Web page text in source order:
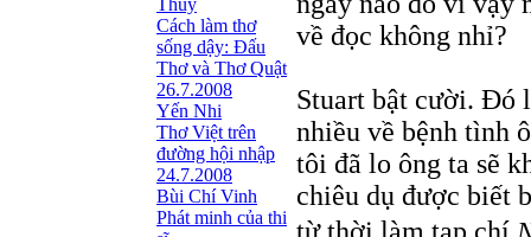
Thủy
Cách làm thơ
sống dậy: Đấu
Thơ và Thơ Quật
26.7.2008
Yến Nhi
Thơ Việt trên
đường hội nhập
24.7.2008
Bùi Chí Vinh
Phát minh của thi
về đọc không nhỉ?
Stuart bật cười. Đó
nhiều về bệnh tình
tôi đã lo ông ta sẽ
chiêu dụ được biết